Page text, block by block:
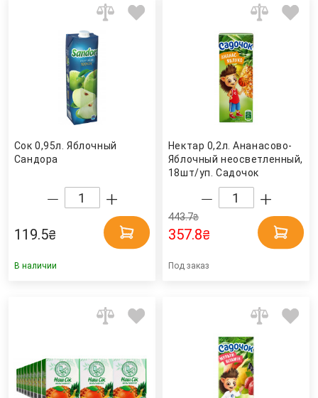
Сок 0,95л. Яблочный
Сандора
119.5₴
В наличии
Нектар 0,2л. Ананасово-
Яблочный неосветленный,
18шт/уп. Садочок
443.7₴
357.8₴
Под заказ